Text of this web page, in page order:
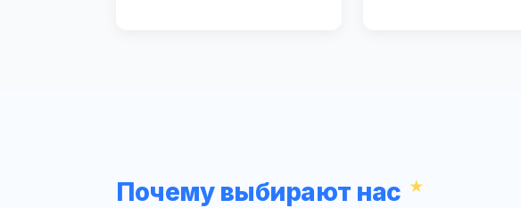
Почему выбирают нас